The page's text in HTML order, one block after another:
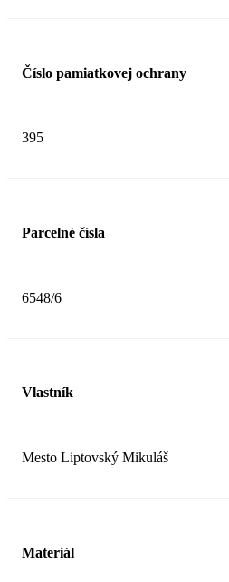
Číslo pamiatkovej ochrany
395
Parcelné čísla
6548/6
Vlastník
Mesto Liptovský Mikuláš
Materiál